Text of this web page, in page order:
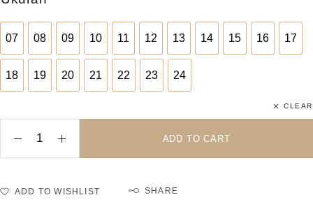
07
07
08
08
09
09
10
10
11
11
12
12
13
13
14
14
15
15
16
16
17
17
18
18
19
19
20
20
21
21
22
22
23
23
24
24
CLEAR
ADD TO CART
ADD TO WISHLIST SHARE